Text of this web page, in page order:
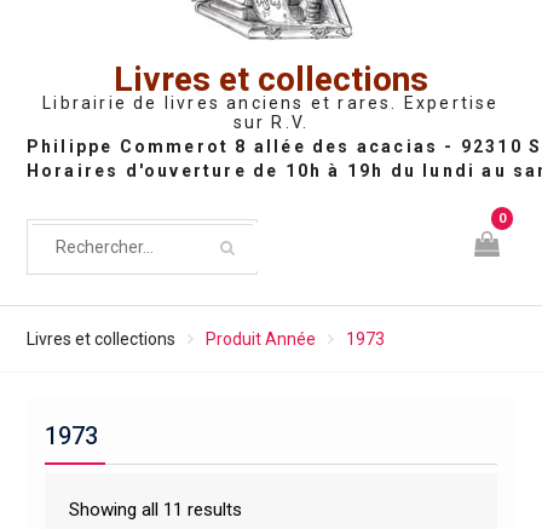
Livres et collections
Librairie de livres anciens et rares. Expertise
sur R.V.
0
Livres et collections Produit Année 1973
1973
Showing all 11 results